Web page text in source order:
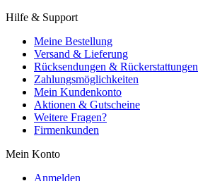
Hilfe & Support
Meine Bestellung
Versand & Lieferung
Rücksendungen & Rückerstattungen
Zahlungsmöglichkeiten
Mein Kundenkonto
Aktionen & Gutscheine
Weitere Fragen?
Firmenkunden
Mein Konto
Anmelden